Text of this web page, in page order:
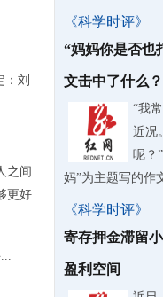
：刘
之间
更好
《科学时评》
“妈妈你是否也
文击中了什么？
“我
近况
呢？
妈”为主题写的作
《科学时评》
寄存押金滞留
盈利空间